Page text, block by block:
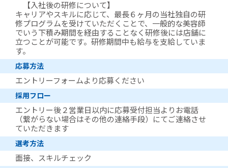
【入社後の研修について】
キャリアやスキルに応じて、最長６ヶ月の当社独自の研
修プログラムを受けていただくことで、一般的な美容師
でいう下積み期間を経由することなく研修後には店舗に
立つことが可能です。研修期間中も給与を支給していま
す。
応募方法
エントリーフォームより応募ください
採用フロー
エントリー後２営業日以内に応募受付担当よりお電話
（繋がらない場合はその他の連絡手段）にてご連絡させ
ていただきます
選考方法
面接、スキルチェック